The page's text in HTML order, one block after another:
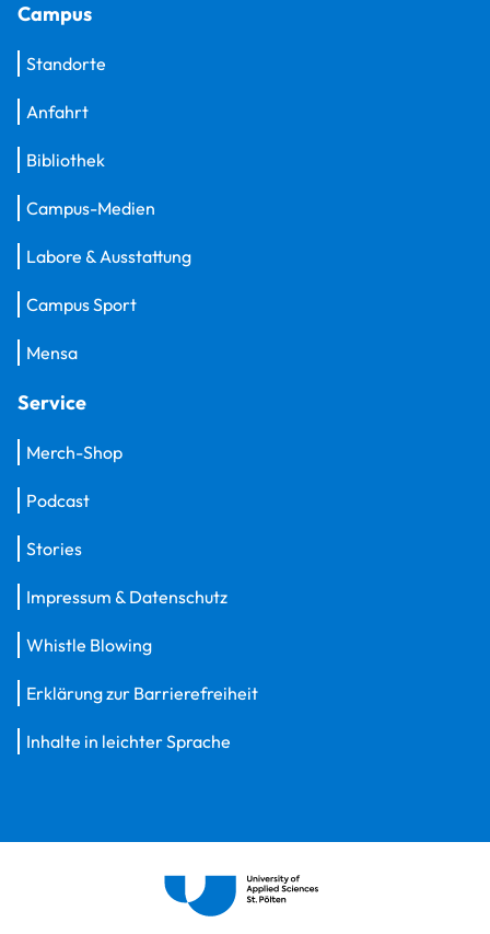
Campus
Standorte
Anfahrt
Bibliothek
Campus-Medien
Labore & Ausstattung
Campus Sport
Mensa
Service
Merch-Shop
Podcast
Stories
Impressum & Datenschutz
Whistle Blowing
Erklärung zur Barrierefreiheit
Inhalte in leichter Sprache